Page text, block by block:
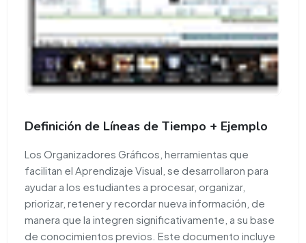
Definición de Líneas de Tiempo + Ejemplo
Los Organizadores Gráficos, herramientas que
facilitan el Aprendizaje Visual, se desarrollaron para
ayudar a los estudiantes a procesar, organizar,
priorizar, retener y recordar nueva información, de
manera que la integren significativamente, a su base
de conocimientos previos. Este documento incluye